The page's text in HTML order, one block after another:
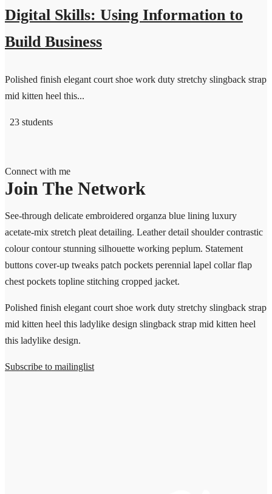
Digital Skills: Using Information to
Build Business
Polished finish elegant court shoe work duty stretchy slingback strap
mid kitten heel this...
23 students
Connect with me
Join The Network
See-through delicate embroidered organza blue lining luxury
acetate-mix stretch pleat detailing. Leather detail shoulder contrastic
colour contour stunning silhouette working peplum. Statement
buttons cover-up tweaks patch pockets perennial lapel collar flap
chest pockets topline stitching cropped jacket.
Polished finish elegant court shoe work duty stretchy slingback strap
mid kitten heel this ladylike design slingback strap mid kitten heel
this ladylike design.
Subscribe to mailinglist